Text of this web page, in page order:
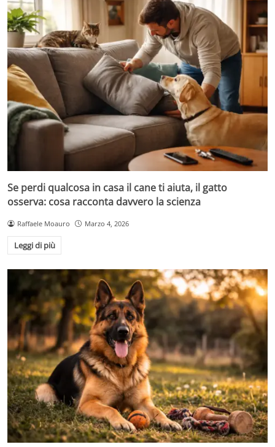
Se perdi qualcosa in casa il cane ti aiuta, il gatto
osserva: cosa racconta davvero la scienza
Raffaele Moauro Marzo 4, 2026
Leggi di più